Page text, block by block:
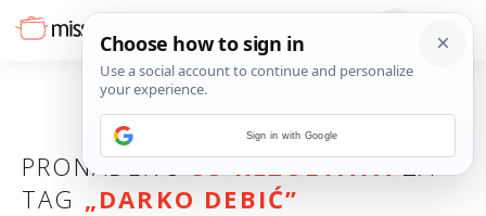
PRONAĐENO33 REZULTATAZA
TAG „DARKO DEBIĆ”
Sign in with Google